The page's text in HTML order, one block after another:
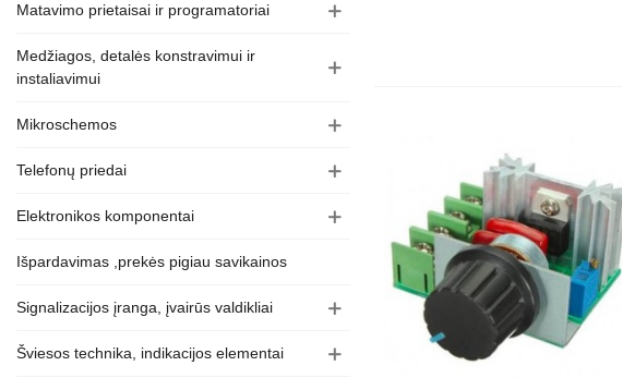
Matavimo prietaisai ir programatoriai
Medžiagos, detalės konstravimui ir
instaliavimui
Mikroschemos
Telefonų priedai
Elektronikos komponentai
Išpardavimas ,prekės pigiau savikainos
Signalizacijos įranga, įvairūs valdikliai
Šviesos technika, indikacijos elementai